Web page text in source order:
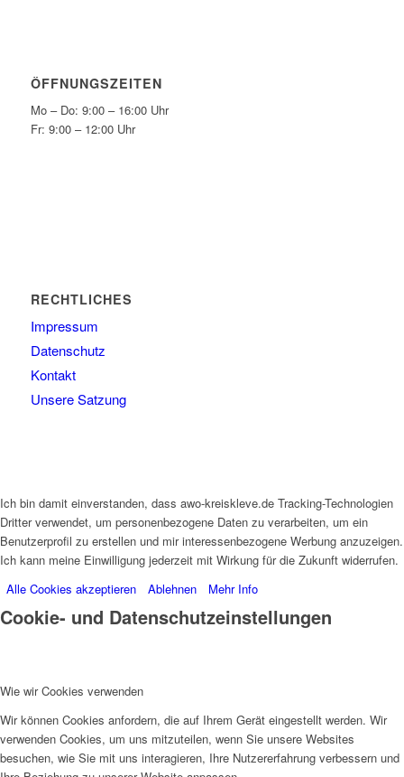
ÖFFNUNGSZEITEN
Mo – Do: 9:00 – 16:00 Uhr
Fr: 9:00 – 12:00 Uhr
RECHTLICHES
Impressum
Datenschutz
Kontakt
Unsere Satzung
Ich bin damit einverstanden, dass awo-kreiskleve.de Tracking-Technologien
Dritter verwendet, um personenbezogene Daten zu verarbeiten, um ein
Benutzerprofil zu erstellen und mir interessenbezogene Werbung anzuzeigen.
Ich kann meine Einwilligung jederzeit mit Wirkung für die Zukunft widerrufen.
Alle Cookies akzeptieren
Ablehnen Mehr Info
Cookie- und Datenschutzeinstellungen
Wie wir Cookies verwenden
Wir können Cookies anfordern, die auf Ihrem Gerät eingestellt werden. Wir
verwenden Cookies, um uns mitzuteilen, wenn Sie unsere Websites
besuchen, wie Sie mit uns interagieren, Ihre Nutzererfahrung verbessern und